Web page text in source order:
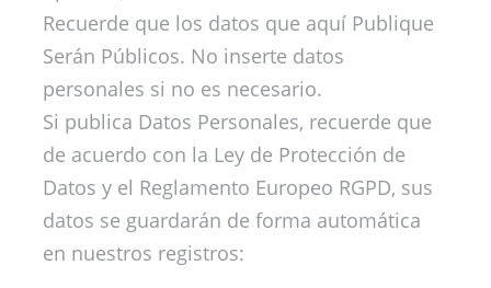
Recuerde que los datos que aquí Publique
Serán Públicos. No inserte datos
personales si no es necesario.
Si publica Datos Personales, recuerde que
de acuerdo con la Ley de Protección de
Datos y el Reglamento Europeo RGPD, sus
datos se guardarán de forma automática
en nuestros registros: